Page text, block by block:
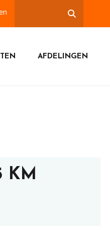
AFDELINGEN
KM